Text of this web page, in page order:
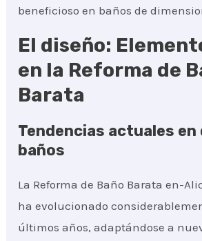
beneficioso en baños de
El diseño:
en la Reforma de
Barata
Tendencias actuales en
baños
La Reforma de Baño Barata en-
ha evolucionado
últimos años, adaptándose a